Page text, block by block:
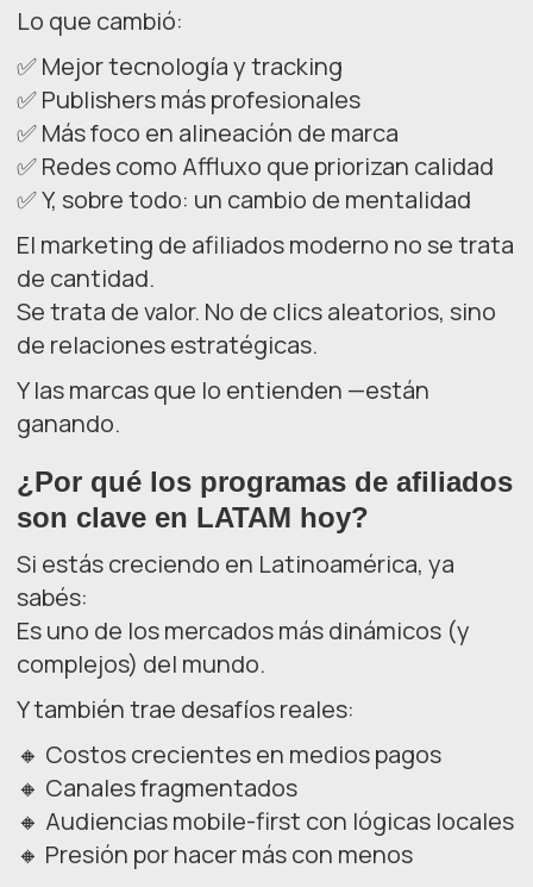
Lo que cambió:
✅ Mejor tecnología y tracking
✅ Publishers más profesionales
✅ Más foco en alineación de marca
✅ Redes como Affluxo que priorizan calidad
✅ Y, sobre todo: un cambio de mentalidad
El marketing de afiliados moderno no se trata
de cantidad.
Se trata de valor. No de clics aleatorios, sino
de relaciones estratégicas.
Y las marcas que lo entienden —están
ganando.
¿Por qué los programas de afiliados
son clave en LATAM hoy?
Si estás creciendo en Latinoamérica, ya
sabés:
Es uno de los mercados más dinámicos (y
complejos) del mundo.
Y también trae desafíos reales:
🔸 Costos crecientes en medios pagos
🔸 Canales fragmentados
🔸 Audiencias mobile-first con lógicas locales
🔸 Presión por hacer más con menos